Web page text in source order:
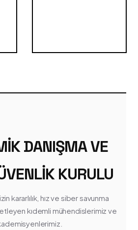
DANIŞMA VE
KURULU
kararlılık, hız ve siber savunma
kıdemli mühendislerimiz ve